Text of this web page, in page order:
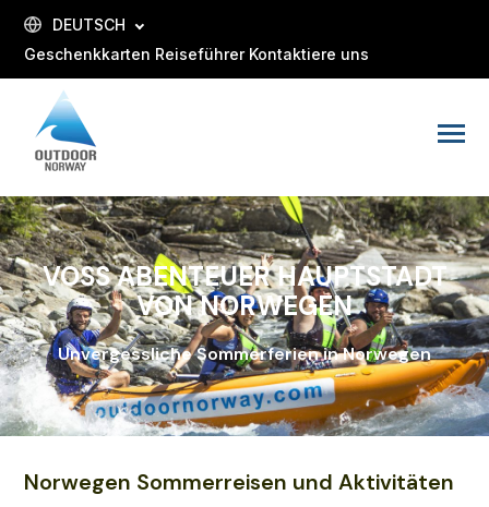
CONTENT
Geschenkkarten Reiseführer Kontaktiere uns
DEUTSCH
Toggle
VOSS ABENTEUER HAUPTSTADT
VON NORWEGEN
Unvergessliche Sommerferien in Norwegen
Norwegen Sommerreisen und Aktivitäten